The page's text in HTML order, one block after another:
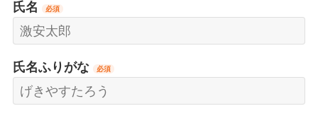
氏名 必須
氏名ふりがな 必須